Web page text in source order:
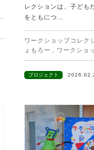
レクションは、子ども
をともにつ...
ワークショップコレク
ょもろー , ワークショ
プロジェクト